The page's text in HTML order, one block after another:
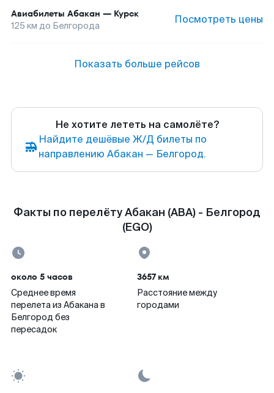
Авиабилеты Абакан — Курск
125 км до Белгорода Посмотреть цены
Показать больше рейсов
Не хотите лететь на самолёте?
Найдите дешёвые Ж/Д билеты по
направлению Абакан — Белгород.
Факты по перелёту Абакан (ABA) - Белгород
(EGO)
около 5 часов
Среднее время
перелета из Абакана в
Белгород без
пересадок
3657 км
Расстояние между
городами